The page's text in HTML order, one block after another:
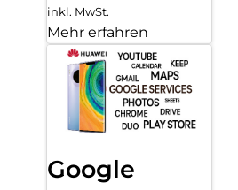
inkl. MwSt.
Mehr erfahren
Google